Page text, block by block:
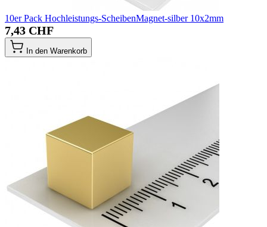
10er Pack Hochleistungs-ScheibenMagnet-silber 10x2mm
7,43 CHF
In den Warenkorb